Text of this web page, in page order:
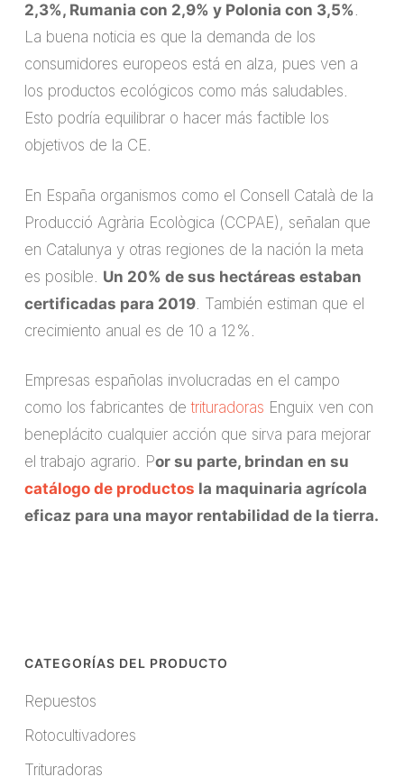
2,3%, Rumania con 2,9% y Polonia con 3,5%.
La buena noticia es que la demanda de los
consumidores europeos está en alza, pues ven a
los productos ecológicos como más saludables.
Esto podría equilibrar o hacer más factible los
objetivos de la CE.
En España organismos como el Consell Català de la
Producció Agrària Ecològica (CCPAE), señalan que
en Catalunya y otras regiones de la nación la meta
es posible. Un 20% de sus hectáreas estaban
certificadas para 2019. También estiman que el
crecimiento anual es de 10 a 12%.
Empresas españolas involucradas en el campo
como los fabricantes detrituradoras Enguix ven con
beneplácito cualquier acción que sirva para mejorar
el trabajo agrario. Por su parte, brindan en su
catálogo de productos la maquinaria agrícola
eficaz para una mayor rentabilidad de la tierra.
CATEGORÍAS DEL PRODUCTO
Repuestos
Rotocultivadores
Trituradoras